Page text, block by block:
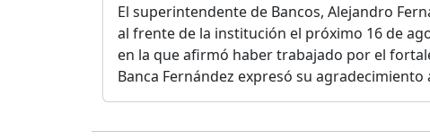
El superintendente de Bancos, Alejandro
al frente de la institución el próximo 16 de
en la que afirmó haber trabajado por el
Banca Fernández expresó su agradecimiento